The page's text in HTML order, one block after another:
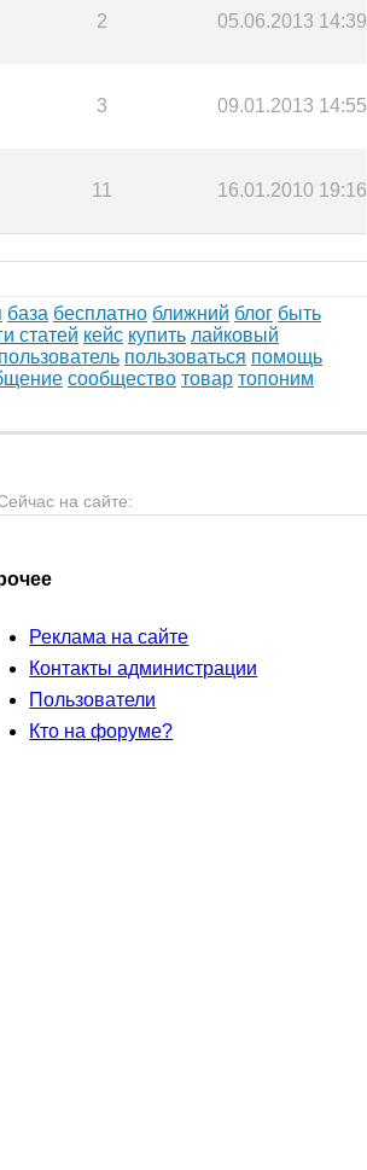
2 05.06.2013 14:39
3 09.01.2013 14:55
11 16.01.2010 19:16
база бесплатно ближний блог быть
статей кейс купить лайковый
пользователь пользоваться помощь
сообщество товар топоним
на сайте:
Реклама на сайте
Контакты администрации
Пользователи
Кто на форуме?